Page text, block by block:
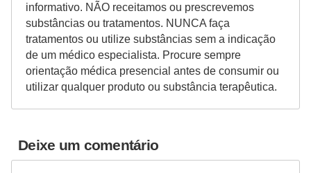
informativo. NÃO receitamos ou prescrevemos
substâncias ou tratamentos. NUNCA faça
tratamentos ou utilize substâncias sem a indicação
de um médico especialista. Procure sempre
orientação médica presencial antes de consumir ou
utilizar qualquer produto ou substância terapêutica.
Deixe um comentário